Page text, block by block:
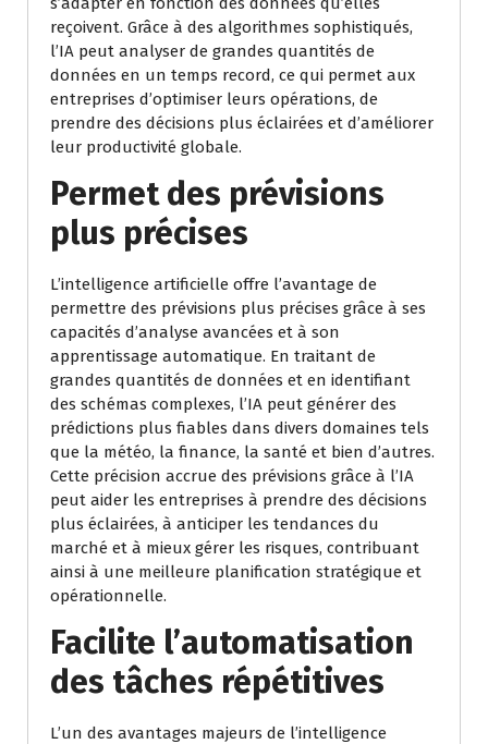
reçoivent. Grâce à des algorithmes sophistiqués,
l’IA peut analyser de grandes quantités de
données en un temps record, ce qui permet aux
entreprises d’optimiser leurs opérations, de
prendre des décisions plus éclairées et d’améliorer
leur productivité globale.
Permet des prévisions
plus précises
L’intelligence artificielle offre l’avantage de
permettre des prévisions plus précises grâce à ses
capacités d’analyse avancées et à son
apprentissage automatique. En traitant de
grandes quantités de données et en identifiant
des schémas complexes, l’IA peut générer des
prédictions plus fiables dans divers domaines tels
que la météo, la finance, la santé et bien d’autres.
Cette précision accrue des prévisions grâce à l’IA
peut aider les entreprises à prendre des décisions
plus éclairées, à anticiper les tendances du
marché et à mieux gérer les risques, contribuant
ainsi à une meilleure planification stratégique et
opérationnelle.
Facilite l’automatisation
des tâches répétitives
L’un des avantages majeurs de l’intelligence